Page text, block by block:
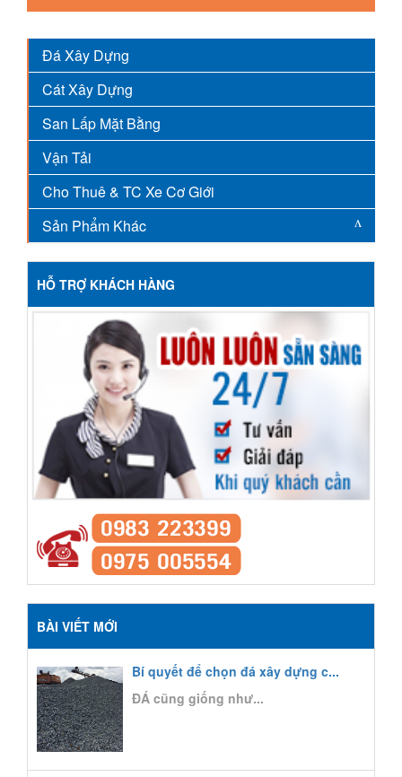
Đá Xây Dựng
Cát Xây Dựng
San Lấp Mặt Bằng
Vận Tải
Cho Thuê & TC Xe Cơ Giới
Sản Phẩm Khác
HỖ TRỢ KHÁCH HÀNG
BÀI VIẾT MỚI
Bí quyết để chọn đá xây dựng c...
ĐÁ cũng giống như...